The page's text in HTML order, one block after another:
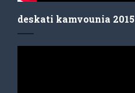
deskati kamvounia 2015